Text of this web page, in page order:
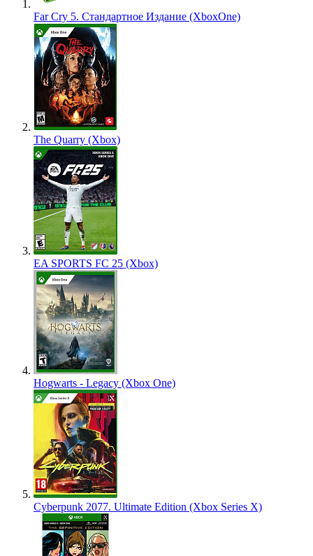
Far Cry 5. Стандартное Издание (XboxOne)
The Quarry (Xbox)
EA SPORTS FC 25 (Xbox)
Hogwarts - Legacy (Xbox One)
Cyberpunk 2077. Ultimate Edition (Xbox Series X)